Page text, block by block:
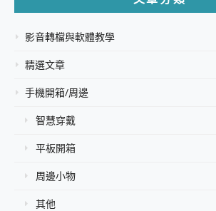
影音轉檔與軟體教學
精選文章
手機開箱/周邊
智慧穿戴
平板開箱
周邊小物
其他